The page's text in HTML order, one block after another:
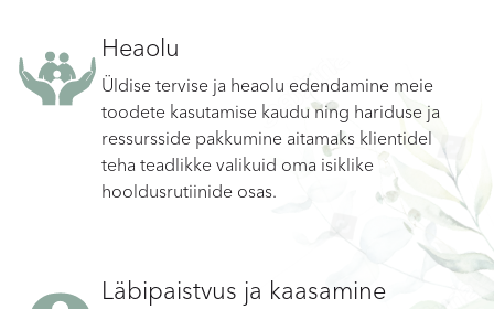
Heaolu
Üldise tervise ja heaolu edendamine meie
toodete kasutamise kaudu ning hariduse ja
ressursside pakkumine aitamaks klientidel
teha teadlikke valikuid oma isiklike
hooldusrutiinide osas.
Läbipaistvus ja kaasamine